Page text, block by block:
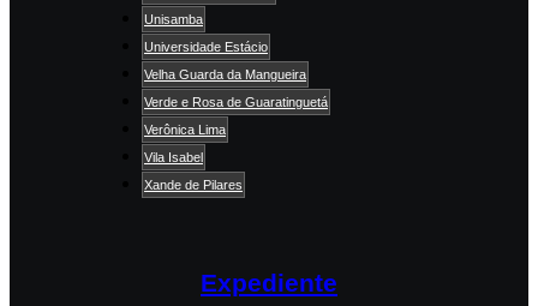
Unisamba
Universidade Estácio
Velha Guarda da Mangueira
Verde e Rosa de Guaratinguetá
Verônica Lima
Vila Isabel
Xande de Pilares
Expediente